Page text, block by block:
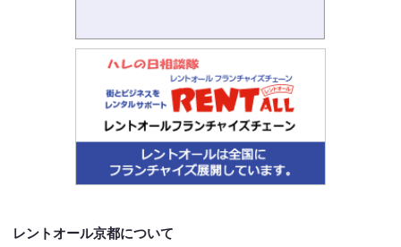
レントオール京都について